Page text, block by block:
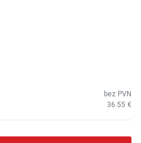
36.55
bez PVN